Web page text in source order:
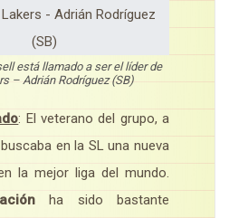
está llamado a ser el líder de
– Adrián Rodríguez (SB)
: El veterano del grupo, a
en la SL una nueva
la mejor liga del mundo.
ha sido bastante